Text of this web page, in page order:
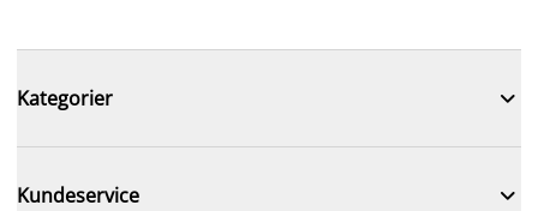
Kategorier 
Kundeservice 